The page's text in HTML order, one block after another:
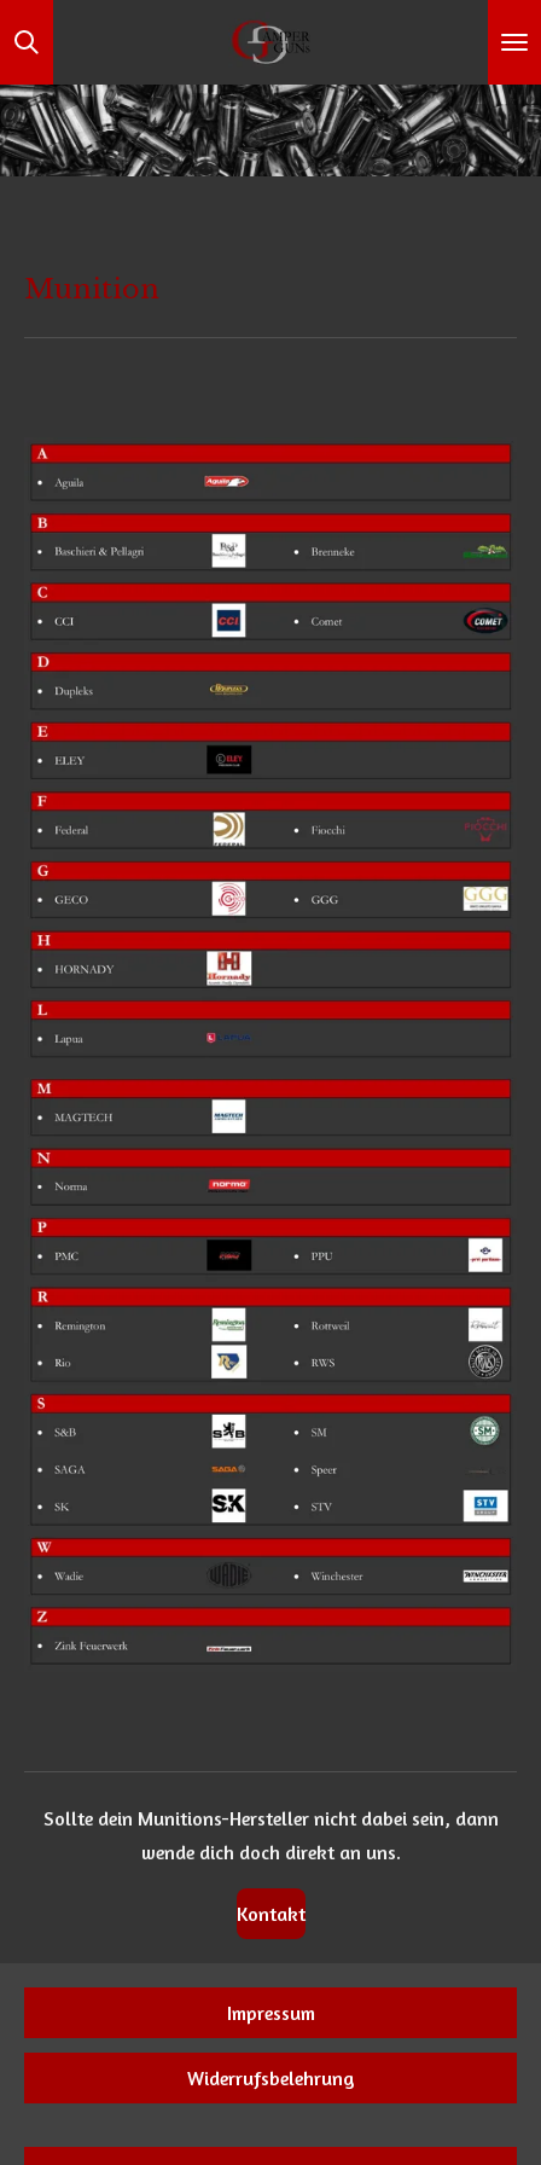
Zum
Hauptinhalt
springen
Munition
Sollte dein Munitions-Hersteller nicht dabei sein, dann
wende dich doch direkt an uns.
Kontakt
Impressum
Widerrufsbelehrung